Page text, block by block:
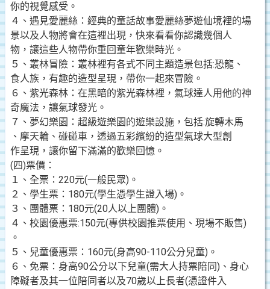
你的視覺感受。
４、遇見愛麗絲：經典的童話故事愛麗絲夢遊仙境裡的場
景以及人物將會在這裡出現，快來看看你認識幾個人
物，讓這些人物帶你重回童年歡樂時光。
５、叢林冒險：叢林裡有各式不同主題造景包括:恐龍、
食人族，有趣的造型呈現，帶你一起來冒險。
６、紫光森林：在黑暗的紫光森林裡，氣球達人用他的神
奇魔法，讓氣球發光。
７、夢幻樂園：超級遊樂園的遊樂設施，包括:旋轉木馬
、摩天輪、碰碰車，透過五彩繽紛的造型氣球大型創
作呈現，讓你留下滿滿的歡樂回憶。
(四)票價：
１、全票：220元(一般民眾)。
２、學生票：180元(學生憑學生證入場)。
３、團體票：180元(20人以上團體)。
４、校園優惠票:150元(專供校園推票使用、現場不販售)
。
５、兒童優惠票：160元(身高90-110公分兒童)。
６、免票：身高90公分以下兒童(需大人持票陪同)、身心
障礙者及其一位陪同者以及70歲以上長者(憑證件入